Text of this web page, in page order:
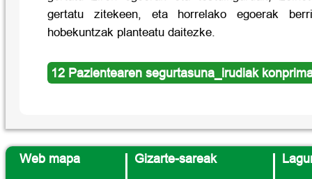
gertatu zitekeen, eta horrelako egoerak
hobekuntzak planteatu daitezke.
12 Pazientearen segurtasuna_irudiak
Web mapa Gizarte-sareak